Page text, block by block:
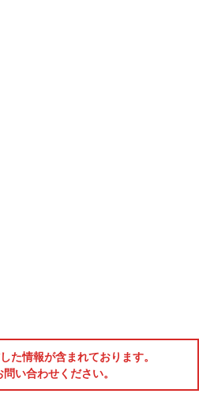
情報が含まれております。
い合わせください。